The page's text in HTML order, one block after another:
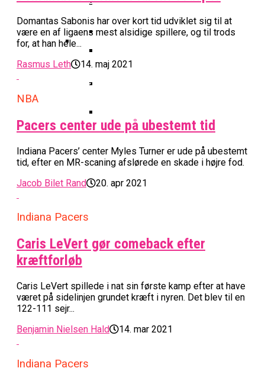
Bakken Bears Åbner FIBA Europe
Cup Med Smalt Nederlag
Champions League
Basketball Champions League
Danske Tobias Jensen Fik
Spilletid I Testkamp Mod
Danske Tobias Jensen Skal Møde
Portland Trail Blazers I NBA-
Kamp
Vanvittigt Overtidsdrama Mod
USA
Basketball-OL 2024: Se
Kalender
Spidsen For USA Ved OL 2024
Basketligaen
Medlemstal I Dansk Basket Boomer:
Fremgang For 12. År I Træk
Domantas Sabonis har over kort tid udviklet sig til at
være en af ligaens mest alsidige spillere, og til trods
for, at han hele...
Rasmus Leth
14. maj 2021
NBA
Pacers center ude på ubestemt tid
Indiana Pacers’ center Myles Turner er ude på ubestemt
tid, efter en MR-scaning afslørede en skade i højre fod.
Jacob Bilet Rand
20. apr 2021
Indiana Pacers
Caris LeVert gør comeback efter
kræftforløb
Caris LeVert spillede i nat sin første kamp efter at have
været på sidelinjen grundet kræft i nyren. Det blev til en
122-111 sejr...
Benjamin Nielsen Hald
14. mar 2021
Indiana Pacers